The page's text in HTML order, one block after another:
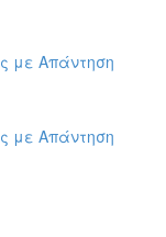
με Απάντηση
με Απάντηση